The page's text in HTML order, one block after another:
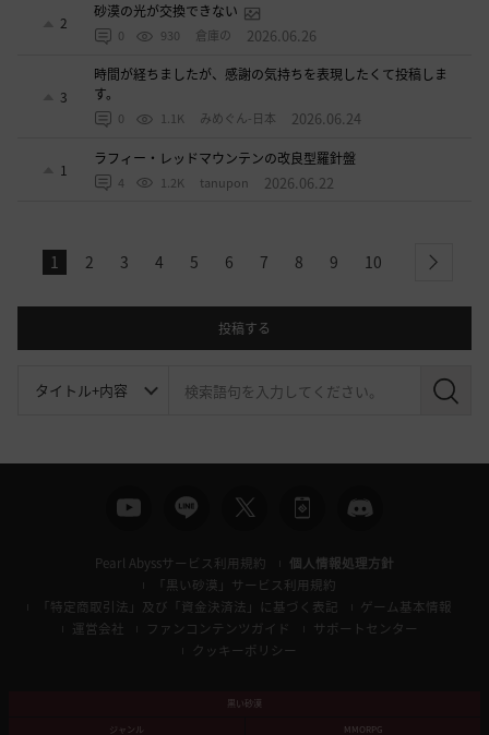
2
砂漠の光が交換できない
0 930 倉庫の 2026.06.26
3
時間が経ちましたが、感謝の気持ちを表現したくて投稿しま
す。
0 1.1K みめぐん-日本 2026.06.24
1
ラフィー・レッドマウンテンの改良型羅針盤
4 1.2K tanupon 2026.06.22
1 2 3 4 5 6 7 8 9 10 next
投稿する
検
Pearl Abyssサービス利用規約
個人情報処理方針
「黒い砂漠」サービス利用規約
「特定商取引法」及び「資金決済法」に基づく表記
ゲーム基本情報
運営会社
ファンコンテンツガイド
サポートセンター
クッキーポリシー
黒い砂漠
ジャンル
MMORPG